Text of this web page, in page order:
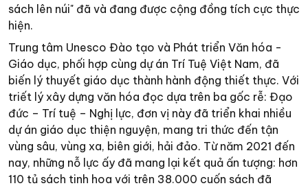
sách lên núi" đã và đang được cộng đồng tích cực thực
hiện.
Trung tâm Unesco Đào tạo và Phát triển Văn hóa -
Giáo dục, phối hợp cùng dự án Trí Tuệ Việt Nam, đã
biến lý thuyết giáo dục thành hành động thiết thực. Với
triết lý xây dựng văn hóa đọc dựa trên ba gốc rễ: Đạo
đức – Trí tuệ – Nghị lực, đơn vị này đã triển khai nhiều
dự án giáo dục thiện nguyện, mang tri thức đến tận
vùng sâu, vùng xa, biên giới, hải đảo. Từ năm 2021 đến
nay, những nỗ lực ấy đã mang lại kết quả ấn tượng: hơn
110 tủ sách tinh hoa với trên 38.000 cuốn sách đã